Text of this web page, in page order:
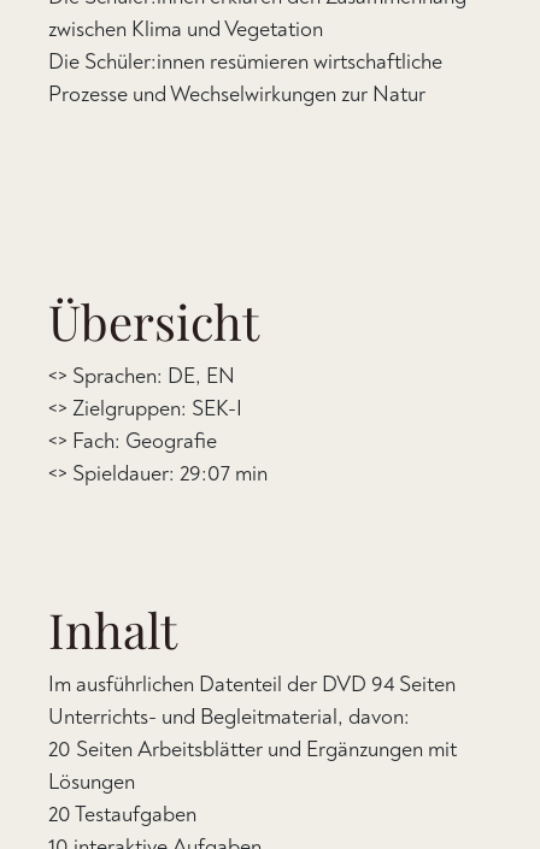
zwischen Klima und Vegetation
Die Schüler:innen resümieren wirtschaftliche
Prozesse und Wechselwirkungen zur Natur
Übersicht
<> Sprachen: DE, EN
<> Zielgruppen: SEK-I
<> Fach: Geografie
<> Spieldauer: 29:07 min
Inhalt
Im ausführlichen Datenteil der DVD 94 Seiten
Unterrichts- und Begleitmaterial, davon:
20 Seiten Arbeitsblätter und Ergänzungen mit
Lösungen
20 Testaufgaben